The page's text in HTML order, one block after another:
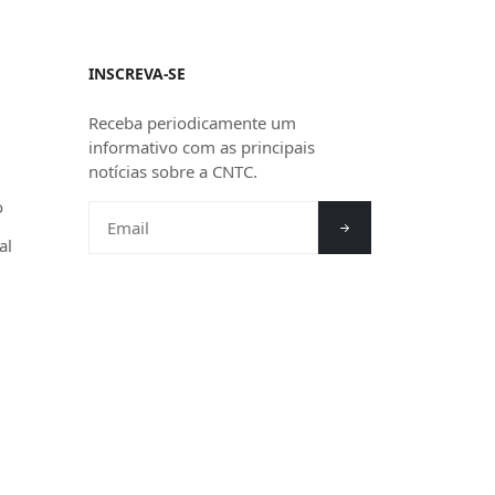
INSCREVA-SE
Receba periodicamente um
informativo com as principais
notícias sobre a CNTC.